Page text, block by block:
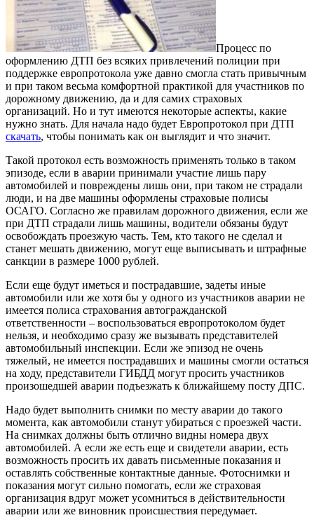
Процесс по
оформлению ДТП без всяких привлечений полиции при
поддержке европротокола уже давно смогла стать привычным
и при таком весьма комфортной практикой для участников по
дорожному движению, да и для самих страховых
организаций. Но и тут имеются некоторые аспекты, какие
нужно знать. Для начала надо будет Европротокол при ДТП
скачать, чтобы понимать как он выглядит и что значит.
Такой протокол есть возможность применять только в таком
эпизоде, если в аварии принимали участие лишь пару
автомобилей и повреждены лишь они, при таком не страдали
люди, и на две машины оформлены страховые полисы
ОСАГО. Согласно же правилам дорожного движения, если же
при ДТП страдали лишь машины, водители обязаны будут
освобождать проезжую часть. Тем, кто такого не сделал и
станет мешать движению, могут еще выписывать и штрафные
санкции в размере 1000 рублей.
Если еще будут иметься и пострадавшие, задеты иные
автомобили или же хотя бы у одного из участников аварии не
имеется полиса страхования автогражданской
ответственности – воспользоваться европротоколом будет
нельзя, и необходимо сразу же вызывать представителей
автомобильный инспекции. Если же эпизод не очень
тяжелый, не имеется пострадавших и машины смогли остаться
на ходу, представители ГИБДД могут просить участников
произошедшей аварии подъезжать к ближайшему посту ДПС.
Надо будет выполнить снимки по месту аварии до такого
момента, как автомобили станут убираться с проезжей части.
На снимках должны быть отлично видны номера двух
автомобилей. А если же есть еще и свидетели аварии, есть
возможность просить их давать письменные показания и
оставлять собственные контактные данные. Фотоснимки и
показания могут сильно помогать, если же страховая
организация вдруг может усомниться в действительности
аварии или же виновник происшествия передумает.